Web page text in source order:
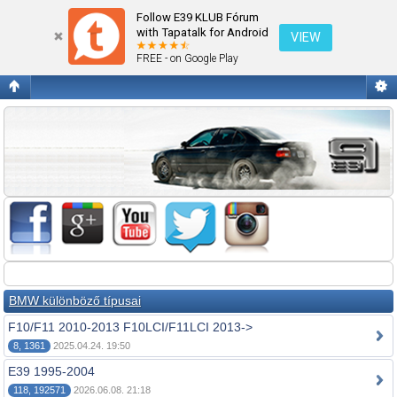
Follow E39 KLUB Fórum
with Tapatalk for Android
FREE - on Google Play
VIEW
Fórum kezdőlap megtekintése
BMW különböző típusai
F10/F11 2010-2013 F10LCI/F11LCI 2013->
8, 1361 2025.04.24. 19:50
E39 1995-2004
118, 192571 2026.06.08. 21:18